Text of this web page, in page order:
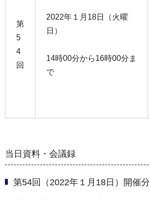
第
5
4
回
2022年１月18日（火曜
日）
14時00分から16時00分ま
で
当日資料・会議録
第54回（2022年１月18日）開催分